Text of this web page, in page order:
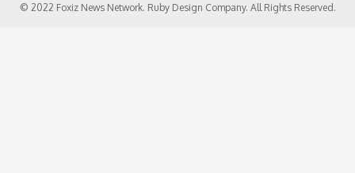
© 2022 Foxiz News Network. Ruby Design Company. All Rights Reserved.